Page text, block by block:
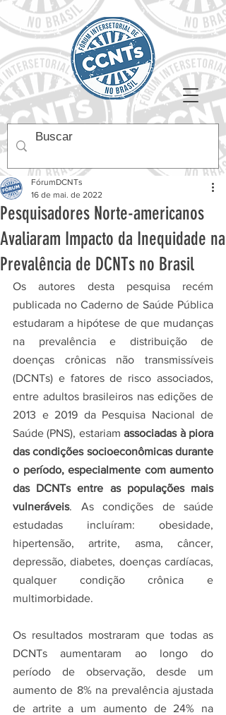
Pesquisadores Norte-americanos
Avaliaram Impacto da Inequidade na
Prevalência de DCNTs no Brasil
FórumDCNTs
16 de mai. de 2022
Os autores desta pesquisa recém
publicada no Caderno de Saúde Pública
estudaram a hipótese de que mudanças
na prevalência e distribuição de
doenças crônicas não transmissíveis
(DCNTs) e fatores de risco associados,
entre adultos brasileiros nas edições de
2013 e 2019 da Pesquisa Nacional de
Saúde (PNS), estariam associadas à piora
das condições socioeconômicas durante
o período, especialmente com aumento
das DCNTs entre as populações mais
vulneráveis. As condições de saúde
estudadas incluíram: obesidade,
hipertensão, artrite, asma, câncer,
depressão, diabetes, doenças cardíacas,
qualquer condição crônica e
multimorbidade.
Os resultados mostraram que todas as
DCNTs aumentaram ao longo do
período de observação, desde um
aumento de 8% na prevalência ajustada
de artrite a um aumento de 24% na